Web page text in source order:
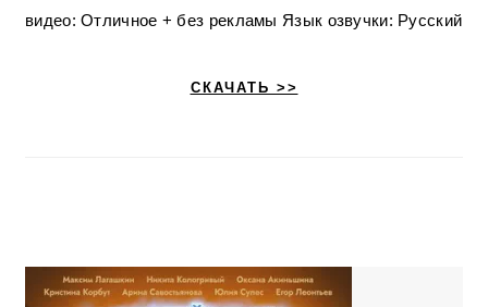
видео: Отличное + без рекламы Язык озвучки: Русский
СКАЧАТЬ >>